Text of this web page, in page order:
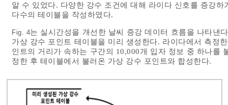
알 수 있었다. 다양한 강수 조건에 대해 라이다 신호를 증강
다수의 테이블을 작성하였다.
Fig. 4는 실시간성을 개선한 날씨 증강 데이터 흐름을 나타낸
가상 강수 포인트 테이블을 미리 생성한다. 라이다에서 측정
인트의 거리가 속하는 구간의 10,000개 입자 정보 중 하나를
정한 후 테이블에서 불러온 가상 강수 포인트와 합성한다.